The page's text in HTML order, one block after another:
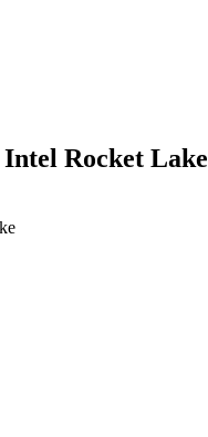
Intel Rocket Lake